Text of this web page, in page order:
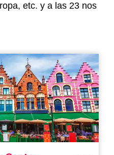
etc. y a las 23 nos